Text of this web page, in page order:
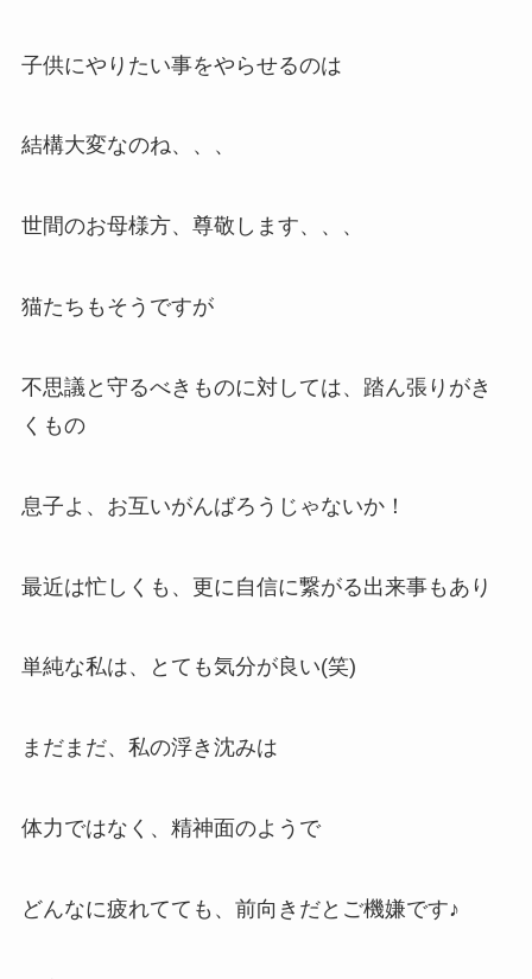
子供にやりたい事をやらせるのは
結構大変なのね、、、
世間のお母様方、尊敬します、、、
猫たちもそうですが
不思議と守るべきものに対しては、踏ん張りがき
くもの
息子よ、お互いがんばろうじゃないか！
最近は忙しくも、更に自信に繋がる出来事もあり
単純な私は、とても気分が良い(笑)
まだまだ、私の浮き沈みは
体力ではなく、精神面のようで
どんなに疲れてても、前向きだとご機嫌です♪